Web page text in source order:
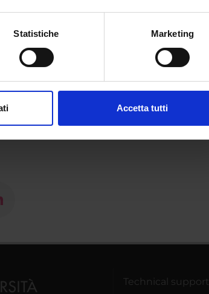
di qualche metro,
sui cookie.
Statistiche Marketing
Accetta tutti
Technical support